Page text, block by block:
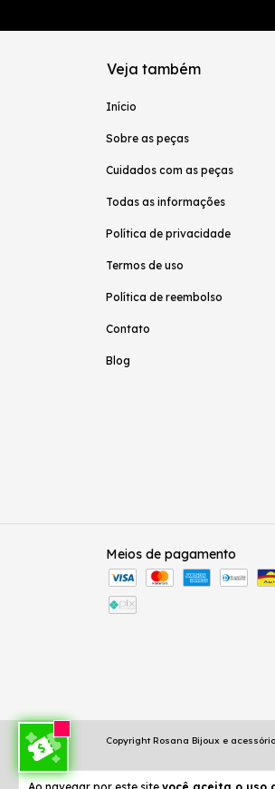
Veja também
Início
Sobre as peças
Cuidados com as peças
Todas as informações
Política de privacidade
Termos de uso
Política de reembolso
Contato
Blog
Meios de pagamento
Copyright Rosana Bijoux e